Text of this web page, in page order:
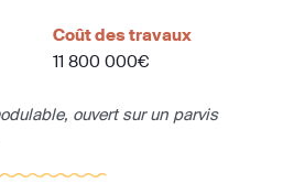
Coût des travaux
11 800 000€
ouvert sur un parvis